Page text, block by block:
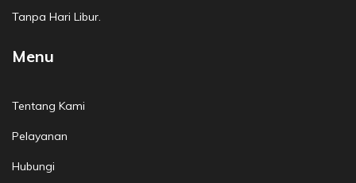
Tanpa Hari Libur.
Menu
Tentang Kami
Pelayanan
Hubungi